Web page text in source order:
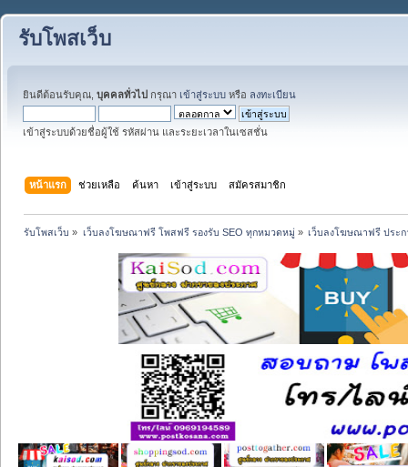
รับโพสเว็บ
ยินดีต้อนรับคุณ, บุคคลทั่วไป กรุณา เข้าสู่ระบบ หรือ ลงทะเบียน
เข้าสู่ระบบด้วยชื่อผู้ใช้ รหัสผ่าน และระยะเวลาในเซสชั่น
หน้าแรก ช่วยเหลือ ค้นหา เข้าสู่ระบบ สมัครสมาชิก
รับโพสเว็บ » เว็บลงโฆษณาฟรี โพสฟรี รองรับ SEO ทุกหมวดหมู่» เว็บลงโฆษณาฟรี ประ